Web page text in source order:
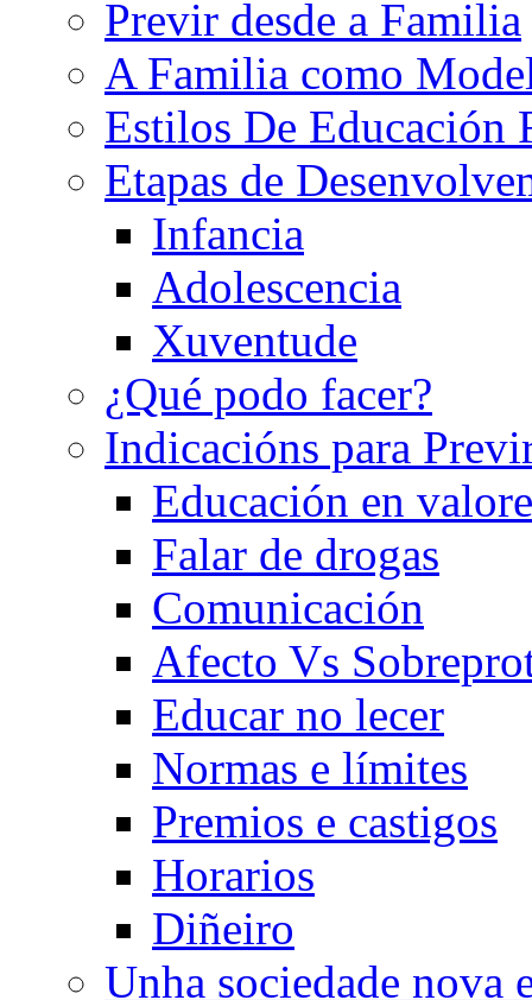
Previr desde a Familia
A Familia como
Estilos De Educación
Etapas de
Infancia
Adolescencia
Xuventude
¿Qué podo facer?
Indicacións para
Educación en
Falar de drogas
Comunicación
Afecto Vs
Educar no lecer
Normas e límites
Premios e castigos
Horarios
Diñeiro
Unha sociedade nova